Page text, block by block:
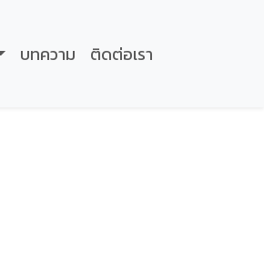
บทความ ติดต่อเรา